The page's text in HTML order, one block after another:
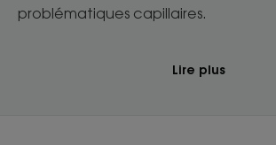
problématiques capillaires.
Lire plus